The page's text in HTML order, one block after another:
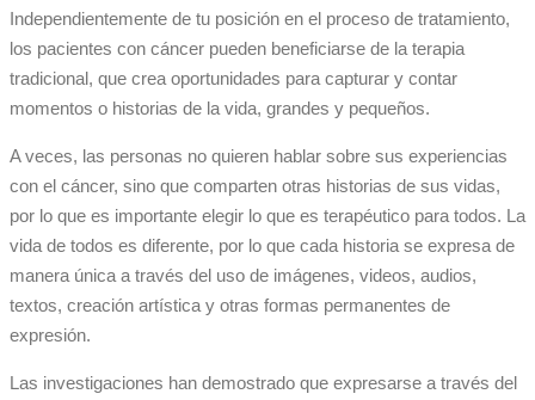
Independientemente de tu posición en el proceso de tratamiento,
los pacientes con cáncer pueden beneficiarse de la terapia
tradicional, que crea oportunidades para capturar y contar
momentos o historias de la vida, grandes y pequeños.
A veces, las personas no quieren hablar sobre sus experiencias
con el cáncer, sino que comparten otras historias de sus vidas,
por lo que es importante elegir lo que es terapéutico para todos. La
vida de todos es diferente, por lo que cada historia se expresa de
manera única a través del uso de imágenes, videos, audios,
textos, creación artística y otras formas permanentes de
expresión.
Las investigaciones han demostrado que expresarse a través del